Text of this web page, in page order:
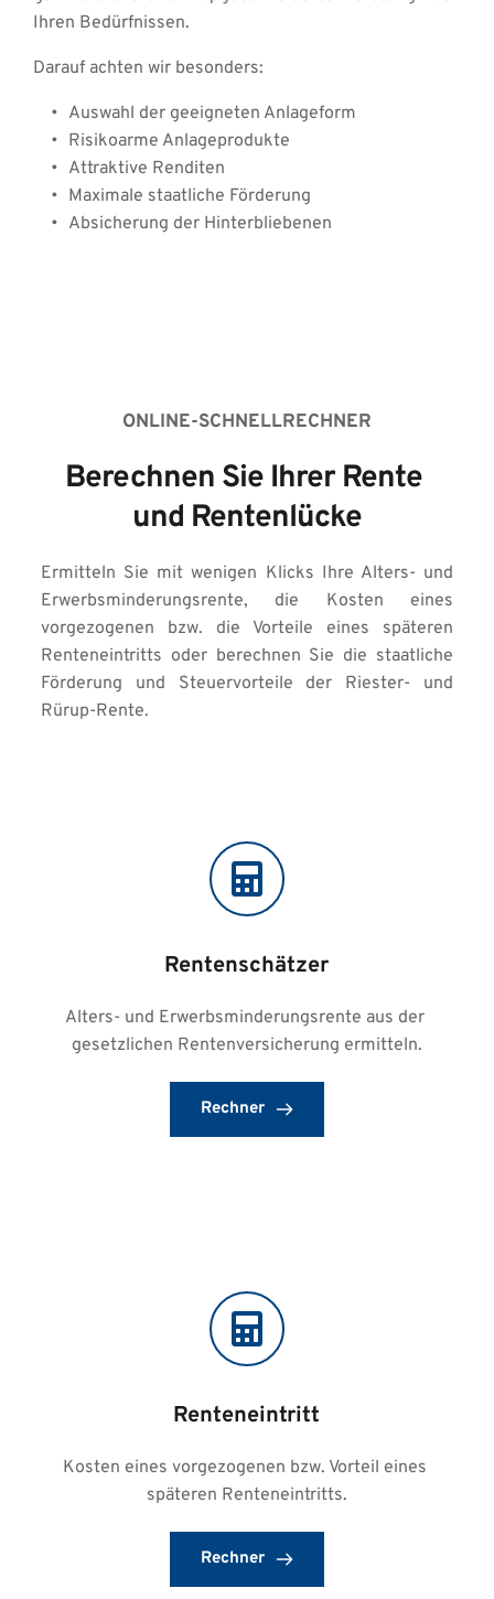
Ihren Bedürfnissen.
Darauf achten wir besonders:
Auswahl der geeigneten Anlageform
Risikoarme Anlageprodukte
Attraktive Renditen
Maximale staatliche Förderung
Absicherung der Hinterbliebenen
ONLINE-SCHNELLRECHNER
Berechnen Sie Ihrer Rente
und Rentenlücke
Ermitteln Sie mit wenigen Klicks Ihre Alters- und
Erwerbsminderungsrente, die Kosten eines
vorgezogenen bzw. die Vorteile eines späteren
Renteneintritts oder berechnen Sie die staatliche
Förderung und Steuervorteile der Riester- und
Rürup-Rente.
Rentenschätzer
Alters- und Erwerbsminderungsrente aus der
gesetzlichen Rentenversicherung ermitteln.
Rechner
Renteneintritt
Kosten eines vorgezogenen bzw. Vorteil eines
späteren Renteneintritts.
Rechner